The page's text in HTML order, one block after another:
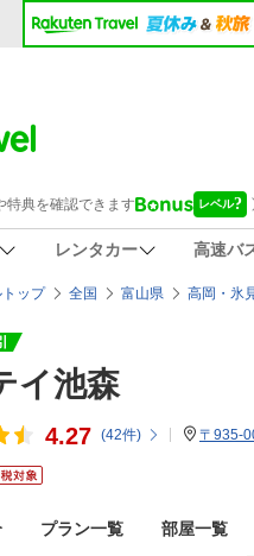
レンタカー 高速バ
ップ 全国 富山県 高岡・氷
イ池森
4.27 (42件) 〒935-
プラン一覧 部屋一覧